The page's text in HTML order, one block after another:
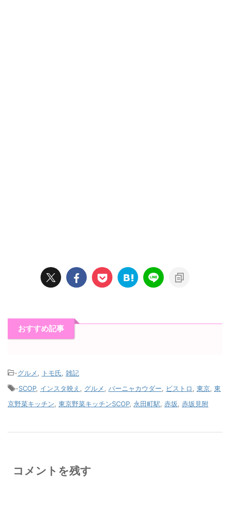
おすすめ記事
-グルメ トモ氏 雑記
-SCOP, インスタ映え グルメ バーニャカウダー ビストロ 東京 東
京野菜キッチン 東京野菜キッチンSCOP, 永田町駅 赤坂 赤坂見附
コメントを残す